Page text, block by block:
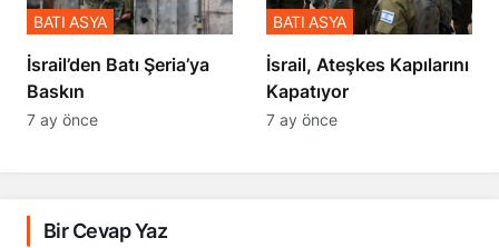
​​​​​​​İsrail’den Batı Şeria’ya
Baskın
BATI ASYA
7 ay önce
İsrail, Ateşkes Kapılarını
Kapatıyor
BATI ASYA
7 ay önce
Bir Cevap Yaz